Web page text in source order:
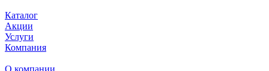
Каталог
Акции
Услуги
Компания